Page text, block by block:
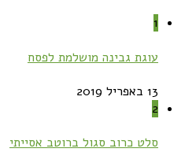
1
עוגת גבינה מושלמת לפסח
13 באפריל 2019
2
סלט כרוב סגול ברוטב אסייתי